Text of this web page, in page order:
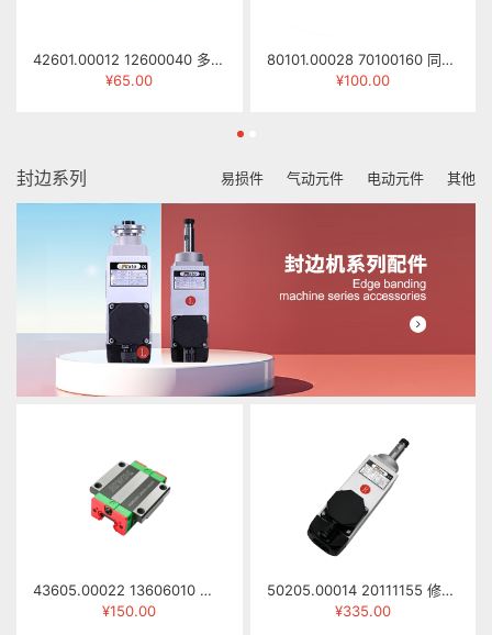
42601.00012 12600040 多楔带 13PK-1190
¥65.00
80101.00028 70100160 同步齿皮带 HTD-8M-1224mm (带宽35mm)
¥100.00
封边系列 易损件 气动元件 电动元件 其他
43605.00022 13606010 滑块 HGW25CCZAH
¥150.00
50205.00014 20111155 修边电机 HSI55/92L-R 0.5KW 220/380V 12000RPM 200HZ) 右旋
¥335.00